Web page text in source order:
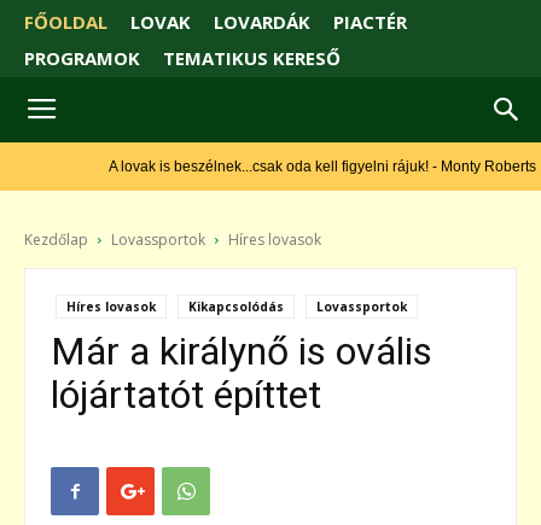
FŐOLDAL LOVAK LOVARDÁK
PIACTÉR
PROGRAMOK
TEMATIKUS KERESŐ
A lovak is beszélnek...csak oda kell figyelni rájuk! - Monty Roberts
Kezdőlap Lovassportok Híres lovasok
Híres lovasok Kikapcsolódás Lovassportok
Már a királynő is ovális
lójártatót építtet